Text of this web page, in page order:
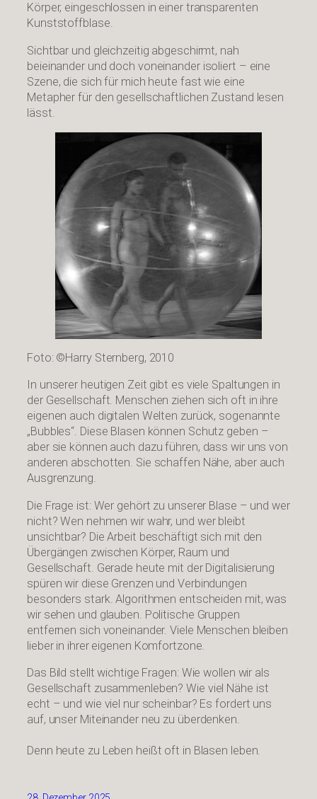
Körper, eingeschlossen in einer transparenten
Kunststoffblase.
Sichtbar und gleichzeitig abgeschirmt, nah
beieinander und doch voneinander isoliert – eine
Szene, die sich für mich heute fast wie eine
Metapher für den gesellschaftlichen Zustand lesen
lässt.
Foto: ©Harry Sternberg, 2010
In unserer heutigen Zeit gibt es viele Spaltungen in
der Gesellschaft. Menschen ziehen sich oft in ihre
eigenen auch digitalen Welten zurück, sogenannte
„Bubbles“. Diese Blasen können Schutz geben –
aber sie können auch dazu führen, dass wir uns von
anderen abschotten. Sie schaffen Nähe, aber auch
Ausgrenzung.
Die Frage ist: Wer gehört zu unserer Blase – und wer
nicht? Wen nehmen wir wahr, und wer bleibt
unsichtbar? Die Arbeit beschäftigt sich mit den
Übergängen zwischen Körper, Raum und
Gesellschaft. Gerade heute mit der Digitalisierung
spüren wir diese Grenzen und Verbindungen
besonders stark. Algorithmen entscheiden mit, was
wir sehen und glauben. Politische Gruppen
entfernen sich voneinander. Viele Menschen bleiben
lieber in ihrer eigenen Komfortzone.
Das Bild stellt wichtige Fragen: Wie wollen wir als
Gesellschaft zusammenleben? Wie viel Nähe ist
echt – und wie viel nur scheinbar? Es fordert uns
auf, unser Miteinander neu zu überdenken.
Denn heute zu Leben heißt oft in Blasen leben.